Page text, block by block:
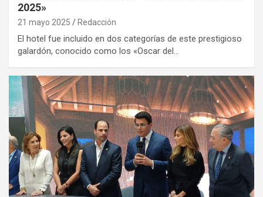
2025»
21 mayo 2025 Redacción
El hotel fue incluido en dos categorías de este prestigioso
galardón, conocido como los «Oscar del…